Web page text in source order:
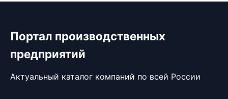
Портал производственных
предприятий
Актуальный каталог компаний по всей России